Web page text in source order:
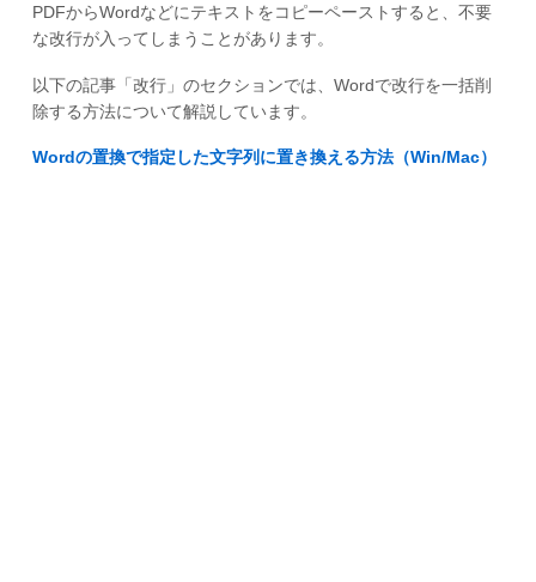
PDFからWordなどにテキストをコピーペーストすると、不要
な改行が入ってしまうことがあります。
以下の記事「改行」のセクションでは、Wordで改行を一括削
除する方法について解説しています。
Wordの置換で指定した文字列に置き換える方法（Win/Mac）